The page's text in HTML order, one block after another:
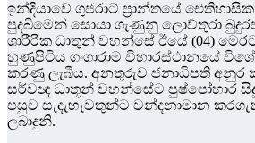
ඉන්දියාවේ ගුජරාට් ප්‍රාන්තයේ
පුදබිමෙන් සොයා ගැණුනු ලොව්තුරා
ශාරීරික ධාතුන් වහන්සේ ඊයේ (04)
හුණුපිටිය ගංගාරාම විහාරස්ථානයේ
කරණු ලැබීය. අනතුරුව ජනාධිපති අනුර
සර්වඥ ධාතූන් වහන්සේට පුෂ්පෝහාර
පසුව සැදැහැවතුන්ට වන්දනාමාන
ලබාදුනි.